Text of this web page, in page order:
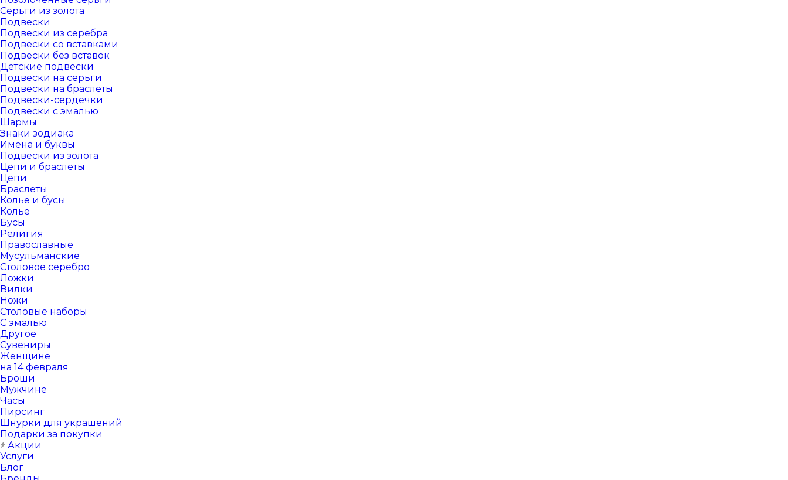
Серьги из золота
Подвески
Подвески из серебра
Подвески со вставками
Подвески без вставок
Детские подвески
Подвески на серьги
Подвески на браслеты
Подвески-сердечки
Подвески с эмалью
Шармы
Знаки зодиака
Имена и буквы
Подвески из золота
Цепи и браслеты
Цепи
Браслеты
Колье и бусы
Колье
Бусы
Религия
Православные
Мусульманские
Столовое серебро
Ложки
Вилки
Ножи
Столовые наборы
С эмалью
Другое
Сувениры
Женщине
на 14 февраля
Броши
Мужчине
Часы
Пирсинг
Шнурки для украшений
Подарки за покупки
Акции
Услуги
Блог